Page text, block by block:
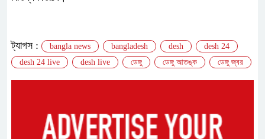
ট্যাগস : bangla news bangladesh desh
desh 24
desh 24 live
desh live ডেঙ্গু ডেঙ্গু আতঙ্ক ডেঙ্গু জ্বর